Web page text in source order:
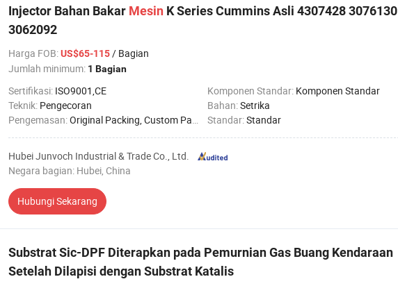
Injector Bahan Bakar Mesin K Series Cummins Asli 4307428 3076130
3062092
Harga FOB:US$65-115/ Bagian
Jumlah minimum: 1 Bagian
Sertifikasi: ISO9001,CE Komponen Standar: Komponen Standar
Teknik: Pengecoran Bahan:Setrika
Pengemasan:Original Packing, Custom Packing Standar:Standar
Hubei Junvoch Industrial & Trade Co., Ltd.
Negara bagian: Hubei, China
Hubungi Sekarang
Substrat Sic-DPF Diterapkan pada Pemurnian Gas Buang Kendaraan
Setelah Dilapisi dengan Substrat Katalis